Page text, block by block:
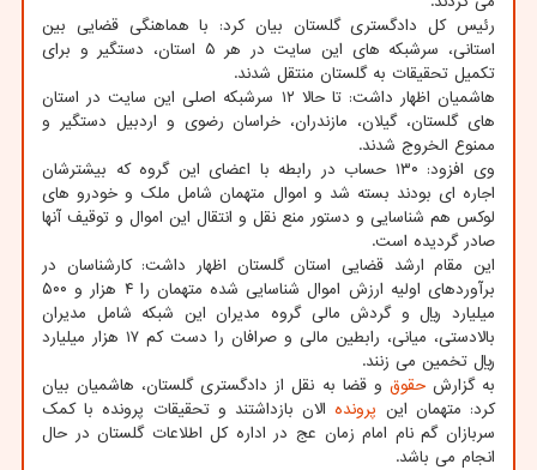
رئیس کل دادگستری گلستان بیان کرد: با هماهنگی قضایی بین
استانی، سرشبکه های این سایت در هر ۵ استان، دستگیر و برای
تکمیل تحقیقات به گلستان منتقل شدند.
هاشمیان اظهار داشت: تا حالا ۱۲ سرشبکه اصلی این سایت در استان
های گلستان، گیلان، مازندران، خراسان رضوی و اردبیل دستگیر و
ممنوع الخروج شدند.
وی افزود: ۱۳۰ حساب در رابطه با اعضای این گروه که بیشترشان
اجاره ای بودند بسته شد و اموال متهمان شامل ملک و خودرو های
لوکس هم شناسایی و دستور منع نقل و انتقال این اموال و توقیف آنها
صادر گردیده است.
این مقام ارشد قضایی استان گلستان اظهار داشت: کارشناسان در
برآوردهای اولیه ارزش اموال شناسایی شده متهمان را ۴ هزار و ۵۰۰
میلیارد ریال و گردش مالی گروه مدیران این شبکه شامل مدیران
بالادستی، میانی، رابطین مالی و صرافان را دست کم ۱۷ هزار میلیارد
ریال تخمین می زنند.
به گزارشحقوق و قضا به نقل از دادگستری گلستان، هاشمیان بیان
کرد: متهمان این پرونده الان بازداشتند و تحقیقات پرونده با کمک
سربازان گم نام امام زمان عج در اداره کل اطلاعات گلستان در حال
انجام می باشد.